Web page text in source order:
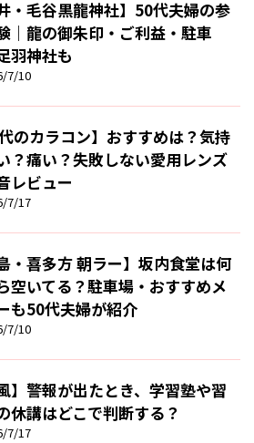
井・毛谷黒龍神社】50代夫婦の参
｜龍の御朱印・ご利益・駐車
羽神社も
7/10
代のカラコン】おすすめは？気持
？痛い？失敗しない愛用レンズ
レビュー
7/17
・喜多方 朝ラー】坂内食堂は何
空いてる？駐車場・おすすめメ
も50代夫婦が紹介
7/10
】警報が出たとき、学習塾や習
休講はどこで判断する？
7/17